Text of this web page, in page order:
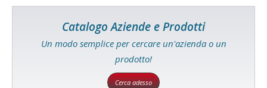
Catalogo Aziende e Prodotti
Un modo semplice per cercare un'azienda o un
prodotto!
Cerca adesso